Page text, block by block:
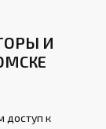
И
доступ к